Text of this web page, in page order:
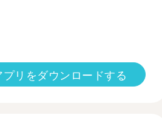
プリをダウンロードする